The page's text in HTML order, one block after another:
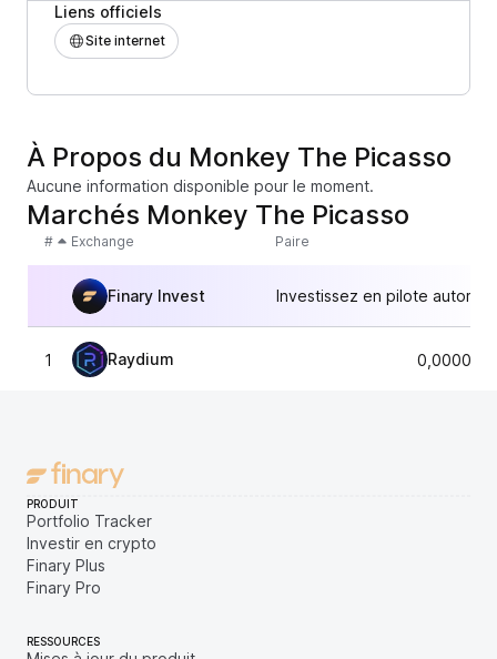
Liens officiels
Site internet
À Propos du Monkey The Picasso
Aucune information disponible pour le moment.
Marchés Monkey The Picasso
# Exchange Paire
Finary Invest Investissez en pilote
1 Raydium
PRODUIT
Portfolio Tracker
Investir en crypto
Finary Plus
Finary Pro
RESSOURCES